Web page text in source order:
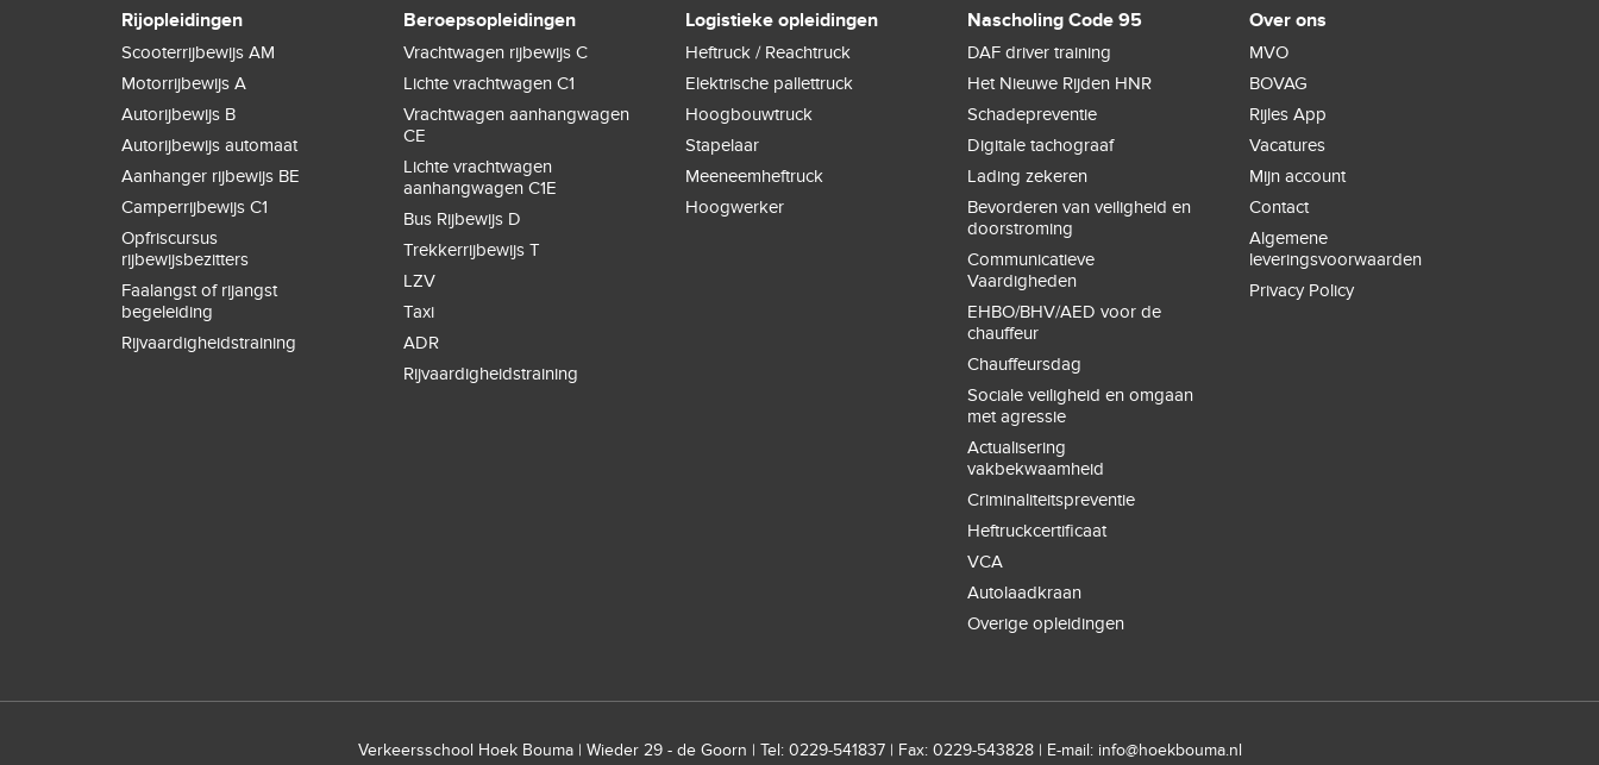
Rijopleidingen
Scooterrijbewijs AM
Motorrijbewijs A
Autorijbewijs B
Autorijbewijs automaat
Aanhanger rijbewijs BE
Camperrijbewijs C1
Opfriscursus
rijbewijsbezitters
Faalangst of rijangst
begeleiding
Rijvaardigheidstraining
Beroepsopleidingen
Vrachtwagen rijbewijs C
Lichte vrachtwagen C1
Vrachtwagen aanhangwagen
CE
Lichte vrachtwagen
aanhangwagen C1E
Bus Rijbewijs D
Trekkerrijbewijs T
LZV
Taxi
ADR
Rijvaardigheidstraining
Logistieke opleidingen
Heftruck / Reachtruck
Elektrische pallettruck
Hoogbouwtruck
Stapelaar
Meeneemheftruck
Hoogwerker
Nascholing Code 95
DAF driver training
Het Nieuwe Rijden HNR
Schadepreventie
Digitale tachograaf
Lading zekeren
Bevorderen van veiligheid en
doorstroming
Communicatieve
Vaardigheden
EHBO/BHV/AED voor de
chauffeur
Chauffeursdag
Sociale veiligheid en omgaan
met agressie
Actualisering
vakbekwaamheid
Criminaliteitspreventie
Heftruckcertificaat
VCA
Autolaadkraan
Overige opleidingen
Over ons
MVO
BOVAG
Rijles App
Vacatures
Mijn account
Contact
Algemene
leveringsvoorwaarden
Privacy Policy
Verkeersschool Hoek Bouma | Wieder 29 - de Goorn | Tel: 0229-541837 | Fax: 0229-543828 | E-mail: info@hoekbouma.nl